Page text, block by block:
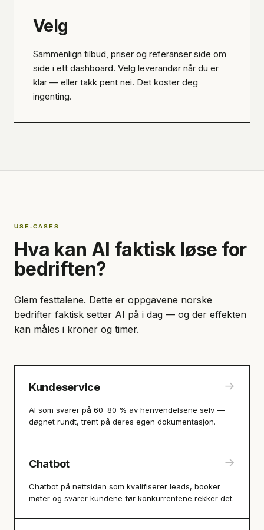
Velg
Sammenlign tilbud, priser og referanser side om
side i ett dashboard. Velg leverandør når du er
klar — eller takk pent nei. Det koster deg
ingenting.
USE-CASES
Hva kan AI faktisk løse for
bedriften?
Glem festtalene. Dette er oppgavene norske
bedrifter faktisk setter AI på i dag — og der effekten
kan måles i kroner og timer.
Kundeservice →
AI som svarer på 60–80 % av henvendelsene selv —
døgnet rundt, trent på deres egen dokumentasjon.
Chatbot →
Chatbot på nettsiden som kvalifiserer leads, booker
møter og svarer kundene før konkurrentene rekker det.